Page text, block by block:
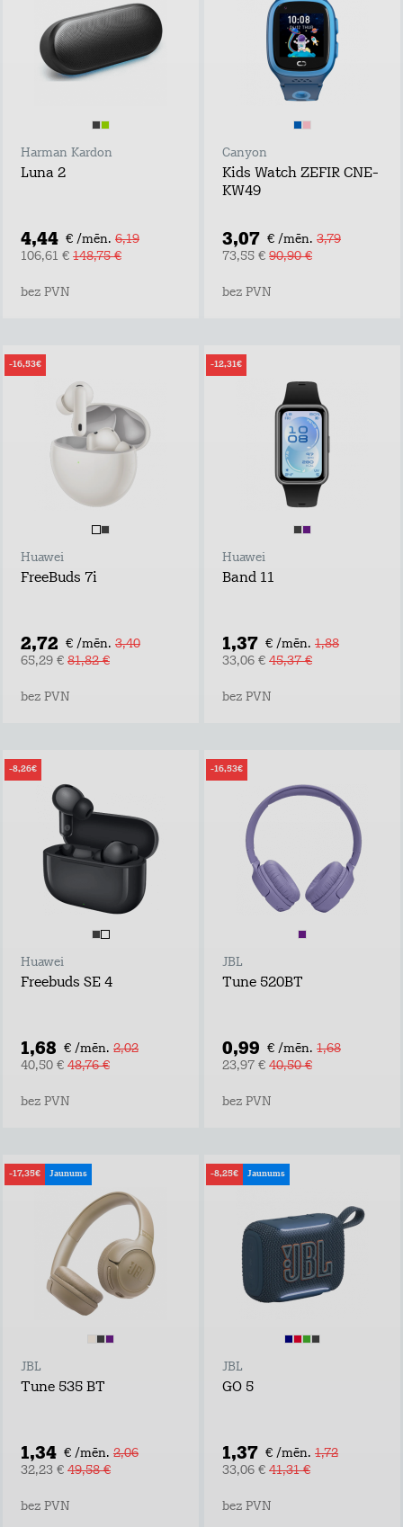
Harman Kardon
Luna 2
4,44 € /mēn. 6,19
106,61 € 148,75 €
bez PVN
Canyon
Kids Watch ZEFIR CNE-
KW49
3,07 € /mēn. 3,79
73,55 € 90,90 €
bez PVN
-16,53€
Huawei
FreeBuds 7i
2,72 € /mēn. 3,40
65,29 € 81,82 €
bez PVN
-12,31€
Huawei
Band 11
1,37 € /mēn. 1,88
33,06 € 45,37 €
bez PVN
-8,26€
Huawei
Freebuds SE 4
1,68 € /mēn. 2,02
40,50 € 48,76 €
bez PVN
-16,53€
JBL
Tune 520BT
0,99 € /mēn. 1,68
23,97 € 40,50 €
bez PVN
-17,35€ Jaunums
JBL
Tune 535 BT
1,34 € /mēn. 2,06
32,23 € 49,58 €
bez PVN
-8,25€ Jaunums
JBL
GO 5
1,37 € /mēn. 1,72
33,06 € 41,31 €
bez PVN